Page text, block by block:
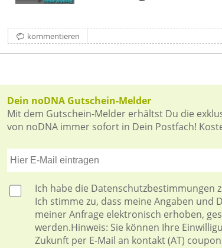
kommentieren
Dein noDNA Gutschein-Melder
Mit dem Gutschein-Melder erhältst Du die
von noDNA immer sofort in Dein Postfach!
Ich habe die Datenschutzbestimmungen
Ich stimme zu, dass meine Angaben und
meiner Anfrage elektronisch erhoben,
werden.Hinweis: Sie können Ihre
Zukunft per E-Mail an kontakt (AT)